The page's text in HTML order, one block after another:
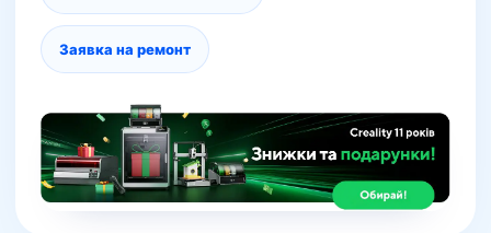
Заявка на ремонт